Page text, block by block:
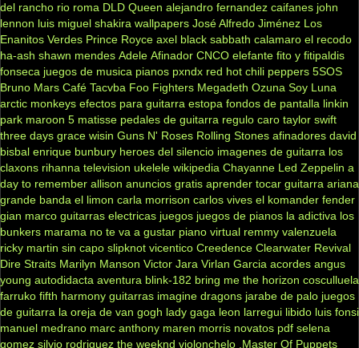
del rancho rio roma DLD Queen alejandro fernandez caifanes john
lennon luis miguel shakira wallpapers José Alfredo Jiménez Los
Enanitos Verdes Prince Royce axel black sabbath calamaro el recodo
ha-ash shawn mendes Adele Afinador CNCO elefante fito y fitipaldis
fonseca juegos de musica pianos pxndx red hot chili peppers 5SOS
Bruno Mars Café Tacvba Foo Fighters Megadeth Ozuna Soy Luna
arctic monkeys efectos para guitarra estopa fondos de pantalla linkin
park maroon 5 matisse pedales de guitarra regulo caro taylor swift
three days grace wisin Guns N' Roses Rolling Stones afinadores david
bisbal enrique bunbury heroes del silencio imagenes de guitarra los
claxons rihanna television ukelele wikipedia Chayanne Led Zeppelin a
day to remember allison anuncios gratis aprender tocar guitarra ariana
grande banda el limon carla morrison carlos vives el komander fender
gian marco guitarras electricas juegos juegos de pianos la adictiva los
bunkers marama no te va a gustar piano virtual remmy valenzuela
ricky martin sin capo slipknot vicentico Creedence Clearwater Revival
Dire Straits Marilyn Manson Victor Jara Virlan Garcia acordes angus
young autodidacta aventura blink-182 bring me the horizon cosculluela
farruko fifth harmony guitarras imagine dragons jarabe de palo juegos
de guitarra la oreja de van gogh lady gaga leon larregui libido luis fonsi
manuel medrano marc anthony maren morris novatos pdf selena
gomez silvio rodriguez the weeknd violonchelo .Master Of Puppets